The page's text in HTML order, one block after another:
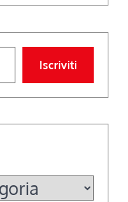
Iscriviti